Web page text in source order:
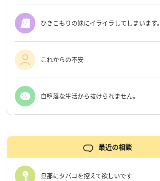
ひきこもりの妹にイライラしてしまいます。
これからの不安
自堕落な生活から抜けられません。
最近の相談
旦那にタバコを控えて欲しいです